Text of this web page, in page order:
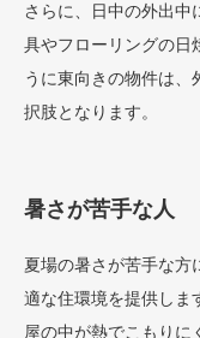
さらに、日中の外出中
具やフローリングの日
うに東向きの物件は、
択肢となります。
暑さが苦手な人
夏場の暑さが苦手な方
適な住環境を提供しま
屋の中が熱でこもりに